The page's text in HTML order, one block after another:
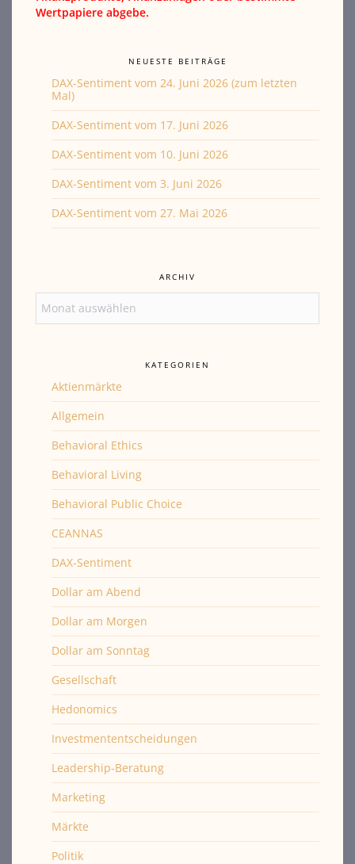
Wertpapiere abgebe.
NEUESTE BEITRÄGE
DAX-Sentiment vom 24. Juni 2026 (zum letzten
Mal)
DAX-Sentiment vom 17. Juni 2026
DAX-Sentiment vom 10. Juni 2026
DAX-Sentiment vom 3. Juni 2026
DAX-Sentiment vom 27. Mai 2026
ARCHIV
KATEGORIEN
Aktienmärkte
Allgemein
Behavioral Ethics
Behavioral Living
Behavioral Public Choice
CEANNAS
DAX-Sentiment
Dollar am Abend
Dollar am Morgen
Dollar am Sonntag
Gesellschaft
Hedonomics
Investmententscheidungen
Leadership-Beratung
Marketing
Märkte
Politik